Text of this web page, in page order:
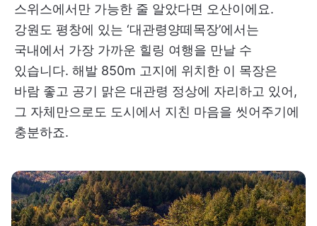
스위스에서만 가능한 줄 알았다면 오산이에요.
강원도 평창에 있는 ‘대관령양떼목장’에서는
국내에서 가장 가까운 힐링 여행을 만날 수
있습니다. 해발 850m 고지에 위치한 이 목장은
바람 좋고 공기 맑은 대관령 정상에 자리하고 있어,
그 자체만으로도 도시에서 지친 마음을 씻어주기에
충분하죠.